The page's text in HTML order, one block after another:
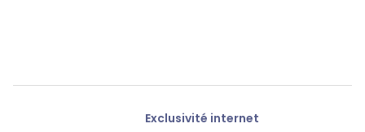
Exclusivité internet